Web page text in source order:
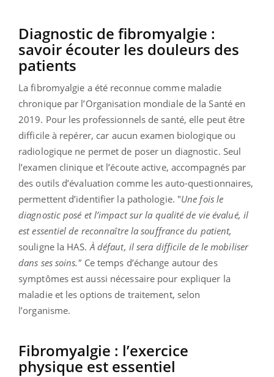
Diagnostic de fibromyalgie :
savoir écouter les douleurs des
patients
La fibromyalgie a été reconnue comme maladie
chronique par l’Organisation mondiale de la Santé en
2019. Pour les professionnels de santé, elle peut être
difficile à repérer, car aucun examen biologique ou
radiologique ne permet de poser un diagnostic. Seul
l’examen clinique et l’écoute active, accompagnés par
des outils d’évaluation comme les auto-questionnaires,
permettent d’identifier la pathologie. "Une fois le
diagnostic posé et l’impact sur la qualité de vie évalué, il
est essentiel de reconnaître la souffrance du patient,
souligne la HAS. À défaut, il sera difficile de le mobiliser
dans ses soins." Ce temps d’échange autour des
symptômes est aussi nécessaire pour expliquer la
maladie et les options de traitement, selon
l’organisme.
Fibromyalgie : l’exercice
physique est essentiel